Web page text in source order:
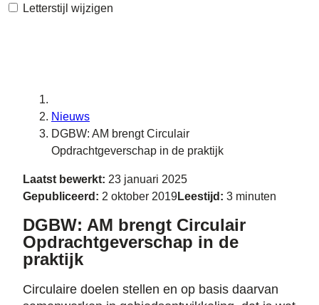
Letterstijl wijzigen
Nieuws
DGBW: AM brengt Circulair
Opdrachtgeverschap in de praktijk
Laatst bewerkt: 23 januari 2025
Gepubliceerd: 2 oktober 2019Leestijd: 3 minuten
DGBW: AM brengt Circulair
Opdrachtgeverschap in de
praktijk
Circulaire doelen stellen en op basis daarvan